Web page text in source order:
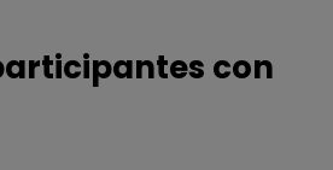
con